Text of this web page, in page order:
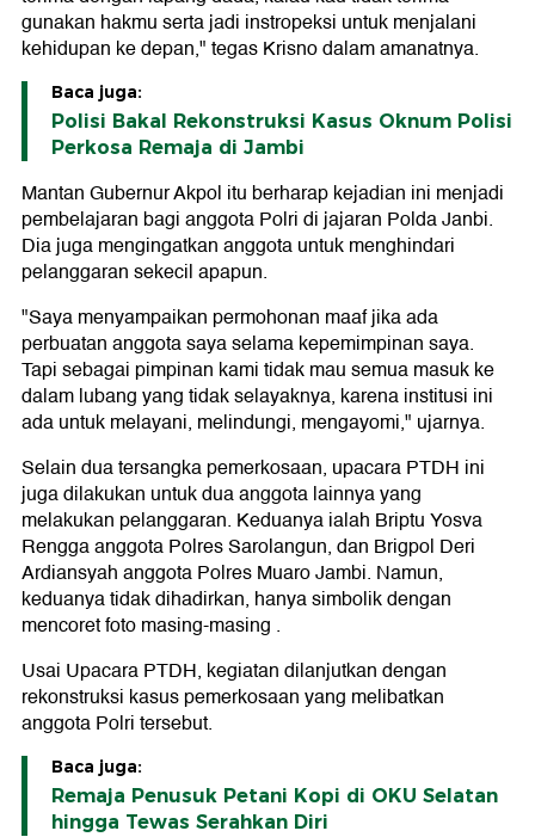
gunakan hakmu serta jadi instropeksi untuk menjalani
kehidupan ke depan," tegas Krisno dalam amanatnya.
Baca juga:
Polisi Bakal Rekonstruksi Kasus Oknum Polisi
Perkosa Remaja di Jambi
Mantan Gubernur Akpol itu berharap kejadian ini menjadi
pembelajaran bagi anggota Polri di jajaran Polda Janbi.
Dia juga mengingatkan anggota untuk menghindari
pelanggaran sekecil apapun.
"Saya menyampaikan permohonan maaf jika ada
perbuatan anggota saya selama kepemimpinan saya.
Tapi sebagai pimpinan kami tidak mau semua masuk ke
dalam lubang yang tidak selayaknya, karena institusi ini
ada untuk melayani, melindungi, mengayomi," ujarnya.
Selain dua tersangka pemerkosaan, upacara PTDH ini
juga dilakukan untuk dua anggota lainnya yang
melakukan pelanggaran. Keduanya ialah Briptu Yosva
Rengga anggota Polres Sarolangun, dan Brigpol Deri
Ardiansyah anggota Polres Muaro Jambi. Namun,
keduanya tidak dihadirkan, hanya simbolik dengan
mencoret foto masing-masing .
Usai Upacara PTDH, kegiatan dilanjutkan dengan
rekonstruksi kasus pemerkosaan yang melibatkan
anggota Polri tersebut.
Baca juga:
Remaja Penusuk Petani Kopi di OKU Selatan
hingga Tewas Serahkan Diri